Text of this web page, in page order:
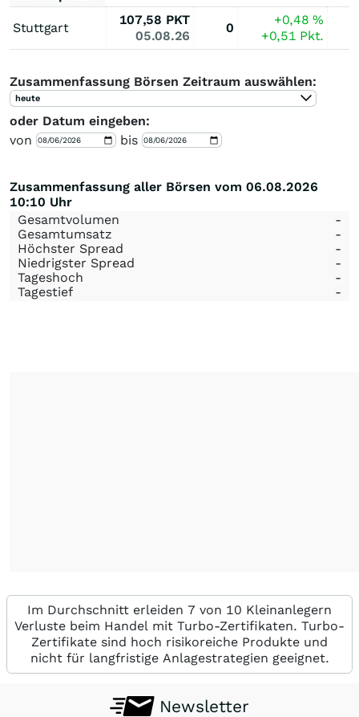
Stuttgart
107,58 PKT
05.08.26
0
+0,48%
+0,51 Pkt.
Zusammenfassung Börsen Zeitraum auswählen:
heute
oder Datum eingeben:
von
bis
Zusammenfassung aller Börsen vom 06.08.2026
10:10 Uhr
Gesamtvolumen
-
Gesamtumsatz
-
Höchster Spread
-
Niedrigster Spread
-
Tageshoch
-
Tagestief
-
Im Durchschnitt erleiden 7 von 10 Kleinanlegern
Verluste beim Handel mit Turbo-Zertifikaten. Turbo-
Zertifikate sind hoch risikoreiche Produkte und
nicht für langfristige Anlagestrategien geeignet.
Newsletter